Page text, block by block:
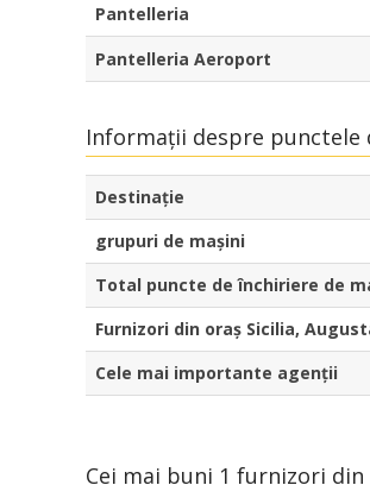
Pantelleria
Pantelleria Aeroport
Informații despre punctele
Destinaţie
grupuri de mașini
Total puncte de închiriere de
Furnizori din oraș Sicilia,
Cele mai importante agenții
Cei mai buni 1 furnizori din